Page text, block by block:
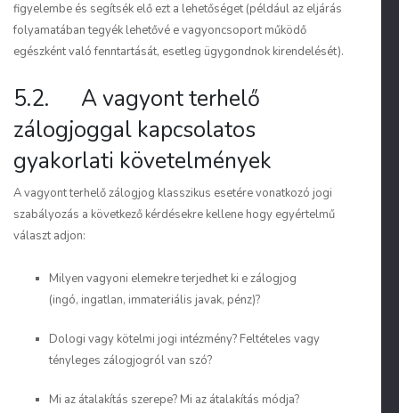
figyelembe és segítsék elő ezt a lehetőséget (például az eljárás
folyamatában tegyék lehetővé e vagyoncsoport működő
egészként való fenntartását, esetleg ügygondnok kirendelését).
5.2. A vagyont terhelő
zálogjoggal kapcsolatos
gyakorlati követelmények
A vagyont terhelő zálogjog klasszikus esetére vonatkozó jogi
szabályozás a következő kérdésekre kellene hogy egyértelmű
választ adjon:
Milyen vagyoni elemekre terjedhet ki e zálogjog
(ingó, ingatlan, immateriális javak, pénz)?
Dologi vagy kötelmi jogi intézmény? Feltételes vagy
tényleges zálogjogról van szó?
Mi az átalakítás szerepe? Mi az átalakítás módja?